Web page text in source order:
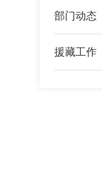
部门动态
援藏工作